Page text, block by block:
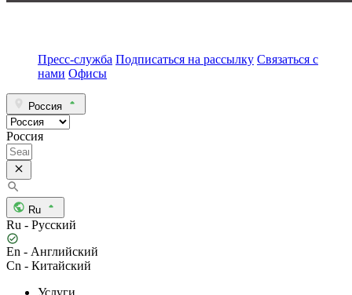
Пресс-служба Подписаться на рассылку Связаться с
нами Офисы
Россия
Россия
Ru
Ru - Русский
En - Английский
Cn - Китайский
Услуги